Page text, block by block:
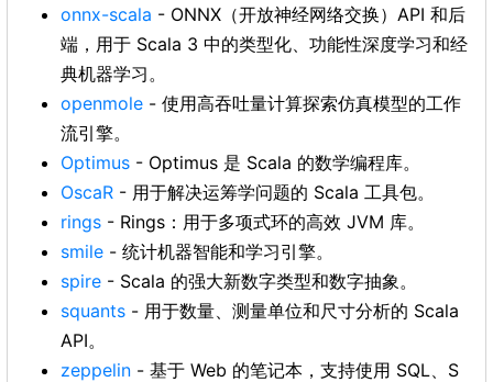
onnx-scala - ONNX（开放神经网络交换）API 和后
端，用于 Scala 3 中的类型化、功能性深度学习和经
典机器学习。
openmole - 使用高吞吐量计算探索仿真模型的工作
流引擎。
Optimus - Optimus 是 Scala 的数学编程库。
OscaR - 用于解决运筹学问题的 Scala 工具包。
rings - Rings：用于多项式环的高效 JVM 库。
smile - 统计机器智能和学习引擎。
spire - Scala 的强大新数字类型和数字抽象。
squants - 用于数量、测量单位和尺寸分析的 Scala
API。
zeppelin - 基于 Web 的笔记本，支持使用 SQL、S